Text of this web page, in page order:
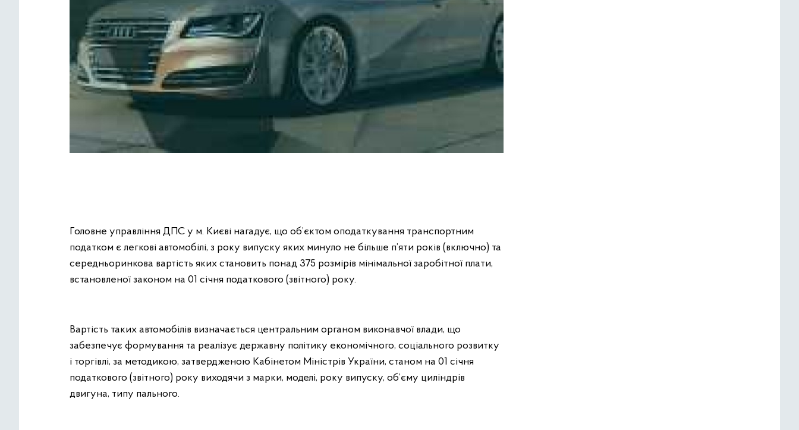
Головне управління ДПС у м. Києві нагадує, що об’єктом оподаткування транспортним
податком є легкові автомобілі, з року випуску яких минуло не більше п’яти років (включно) та
середньоринкова вартість яких становить понад 375 розмірів мінімальної заробітної плати,
встановленої законом на 01 січня податкового (звітного) року.
Вартість таких автомобілів визначається центральним органом виконавчої влади, що
забезпечує формування та реалізує державну політику економічного, соціального розвитку
і торгівлі, за методикою, затвердженою Кабінетом Міністрів України, станом на 01 січня
податкового (звітного) року виходячи з марки, моделі, року випуску, об’єму циліндрів
двигуна, типу пального.